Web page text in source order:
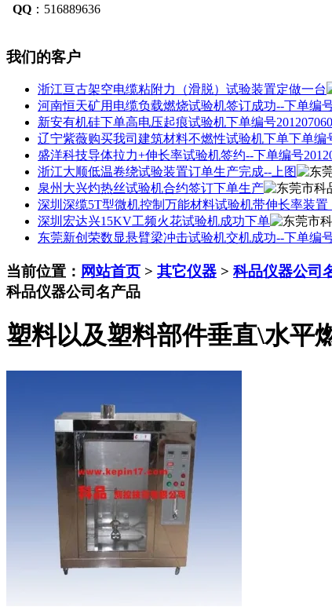
QQ ：516889636
我们的客户
浙江亘古架空电缆粘附力（滑脱）试验装置定做一台
河南恒天矿用电缆负载燃烧试验机签订成功--下单编号
新安有机硅下单高电压起痕试验机下单编号
辽宁紫薇购买我司建筑材料不燃性试验机下单下单编
盛洋科技导体拉力+伸长率试验机签约--下单编号
浙江大顺低温卷绕试验装置订单生产完成--上图
泉州大兴灼热丝试验机合约签订下单生产
深圳深缆5T型微机控制万能材料试验机带伸长率装置
深圳宏达兴15KV工频火花试验机成功下单
东莞新创荣数显悬臂梁冲击试验机交机成功--下单编号
当前位置： 网站首页 > 其它仪器 > 科品仪器公司
科品仪器公司名产品
塑料以及塑料部件垂直\水平